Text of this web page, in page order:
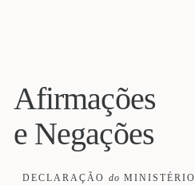
Afirmações
e Negações
DECLARAÇÃO do MINISTÉRIO